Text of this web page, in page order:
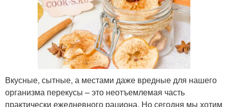
Вкусные, сытные, а местами даже вредные для нашего
организма перекусы – это неотъемлемая часть
практически ежедневного рациона. Но сегодня мы хотим